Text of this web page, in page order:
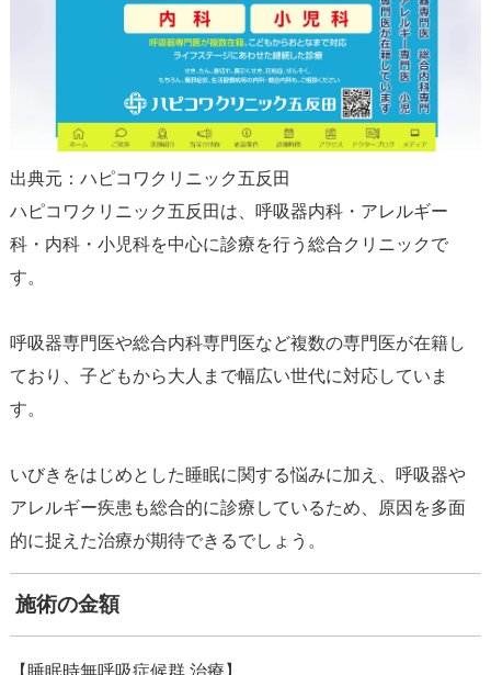
出典元：ハピコワクリニック五反田
ハピコワクリニック五反田は、呼吸器内科・アレルギー
科・内科・小児科を中心に診療を行う総合クリニックで
す。
呼吸器専門医や総合内科専門医など複数の専門医が在籍し
ており、子どもから大人まで幅広い世代に対応していま
す。
いびきをはじめとした睡眠に関する悩みに加え、呼吸器や
アレルギー疾患も総合的に診療しているため、原因を多面
施術の金額